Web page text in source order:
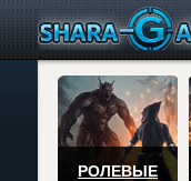
РОЛЕВЫЕ